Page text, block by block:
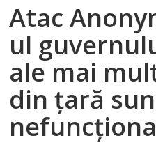
Atac
ul
ale mai
din ţară